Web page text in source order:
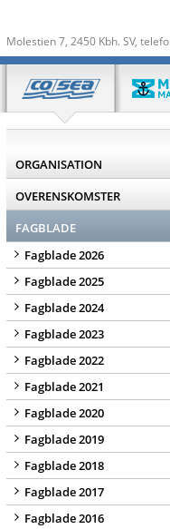
Molestien 7, 2450 Kbh. SV,
ORGANISATION
OVERENSKOMSTER
FAGBLADE
Fagblade 2026
Fagblade 2025
Fagblade 2024
Fagblade 2023
Fagblade 2022
Fagblade 2021
Fagblade 2020
Fagblade 2019
Fagblade 2018
Fagblade 2017
Fagblade 2016